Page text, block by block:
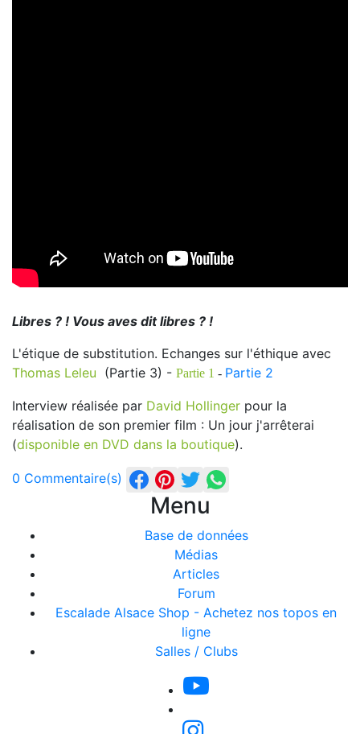
Libres ? ! Vous aves dit libres ? !
L'étique de substitution. Echanges sur l'éthique avec
Thomas Leleu (Partie 3) - Partie 1 - Partie 2
Interview réalisée par David Hollinger pour la
réalisation de son premier film : Un jour j'arrêterai
(disponible en DVD dans la boutique).
0 Commentaire(s)
Menu
Base de données
Médias
Articles
Forum
Escalade Alsace Shop - Achetez nos topos en
ligne
Salles / Clubs